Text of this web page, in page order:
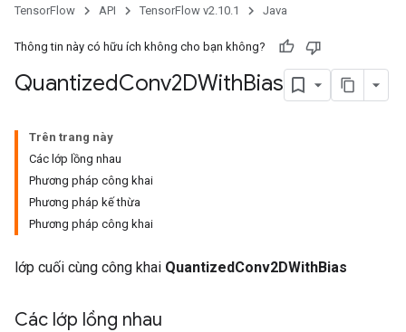
TensorFlow API TensorFlow v2.10.1 Java
Thông tin này có hữu ích không cho bạn không?
QuantizedConv2DWithBias
Trên trang này
Các lớp lồng nhau
Phương pháp công khai
Phương pháp kế thừa
Phương pháp công khai
lớp cuối cùng công khai QuantizedConv2DWithBias
Các lớp lồng nhau